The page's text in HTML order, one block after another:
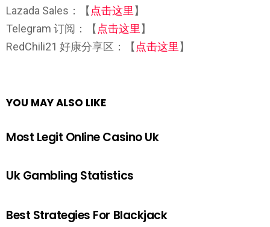
Lazada Sales：【 点击这里 】
Telegram 订阅：【 点击这里 】
RedChili21 好康分享区：【 点击这里 】
YOU MAY ALSO LIKE
Most Legit Online Casino Uk
Uk Gambling Statistics
Best Strategies For Blackjack